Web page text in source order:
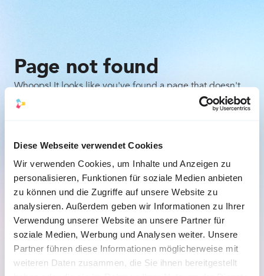
Diese Webseite verwendet Cookies
Wir verwenden Cookies, um Inhalte und Anzeigen zu
personalisieren, Funktionen für soziale Medien anbieten
zu können und die Zugriffe auf unsere Website zu
analysieren. Außerdem geben wir Informationen zu Ihrer
Verwendung unserer Website an unsere Partner für
soziale Medien, Werbung und Analysen weiter. Unsere
Partner führen diese Informationen möglicherweise mit
weiteren Daten zusammen, die Sie ihnen bereitgestellt
Page not found
Whoops! It looks like you've found a page that doesn't
exist. Don't worry, it happens to the best of us. Here are
Check the URL for any typos or mistakes.
Go back to the previous page and try to navigate
to the desired content from there.
Back to the homepage